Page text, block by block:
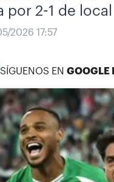
por 2-1 de
2026 17:57
SÍGUENOS EN GOOGLE